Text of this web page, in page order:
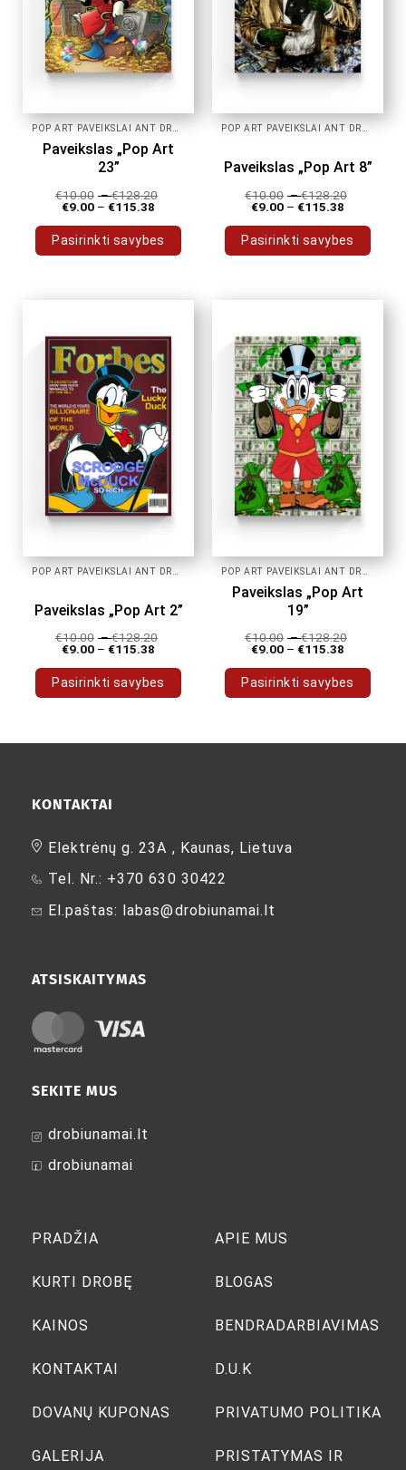
on
the
product
page
on
the
product
page
Paveikslas „Pop Art
23”
€10.00 –€128.20
€9.00 – €115.38
Pasirinkti savybes
variants.
The
options
may
be
chosen
on
the
product
page
Paveikslas „Pop Art 8”
€10.00 –€128.20
€9.00 – €115.38
Pasirinkti savybes
variants.
The
options
may
be
chosen
on
the
product
page
Paveikslas „Pop Art 2”
€10.00 –€128.20
€9.00 – €115.38
Pasirinkti savybes
has
The
be
chosen
the
Paveikslas „Pop Art
19”
€10.00 –€128.20
€9.00 – €115.38
Pasirinkti savybes
has
PRADŽIA
KURTI DROBĘ
KAINOS
KONTAKTAI
DOVANŲ KUPONAS
GALERIJA
APIE MUS
BLOGAS
BENDRADARBIAVIMAS
D.U.K
PRIVATUMO POLITIKA
PRISTATYMAS IR
SEKITE MUS
drobiunamai.lt
drobiunamai
ATSISKAITYMAS
KONTAKTAI
Elektrėnų g. 23A , Kaunas, Lietuva
Tel. Nr.: +370 630 30422
El.paštas: labas@drobiunamai.lt